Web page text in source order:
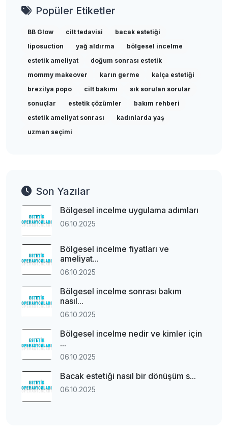
Popüler Etiketler
BB Glow cilt tedavisi
bacak estetiği
liposuction
yağ aldırma
bölgesel incelme
estetik ameliyat
doğum sonrası estetik
mommy makeover
karın germe
kalça estetiği
brezilya popo
cilt bakımı
sık sorulan sorular
sonuçlar
estetik çözümler
bakım rehberi
estetik ameliyat sonrası
kadınlarda yaş
uzman seçimi
Son Yazılar
Bölgesel incelme uygulama adımları
06.10.2025
Bölgesel incelme fiyatları ve
ameliyat...
06.10.2025
Bölgesel incelme sonrası bakım
nasıl...
06.10.2025
Bölgesel incelme nedir ve kimler için
...
06.10.2025
Bacak estetiği nasıl bir dönüşüm s...
06.10.2025